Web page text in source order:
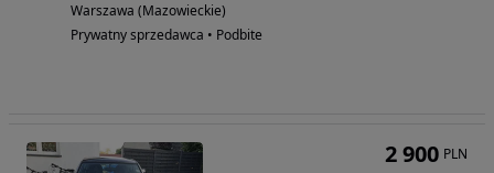
Warszawa (Mazowieckie)
Prywatny sprzedawca • Podbite
2 900 PLN